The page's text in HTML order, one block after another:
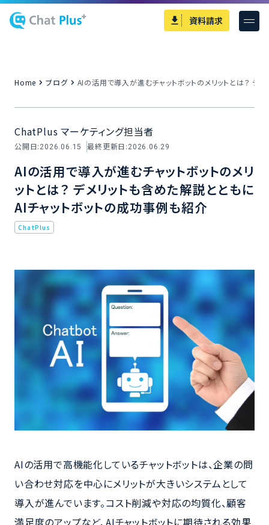
資料請求
Home ブログ AIの活用で導入が進むチャットボットのメリットとは？ デ
ChatPlus マーケティング担当者
公開日: 2026.06.15 最終更新日: 2026.06.29
AIの活用で導入が進むチャットボットのメリ
ットとは？ デメリットも含めた解説とともに
AIチャットボットの成功事例も紹介
ChatPlus
AIの活用で高機能化しているチャットボットは、企業の問
い合わせ対応を中心にメリットが大きいシステムとして
導入が進んでいます。コスト削減や対応の均質化、顧客
満足度のアップなど、AIチャットボットに期待される効果